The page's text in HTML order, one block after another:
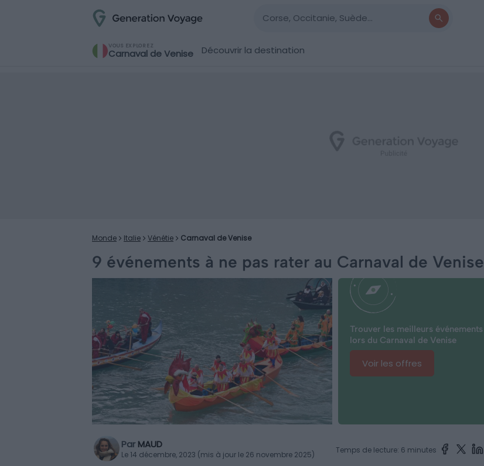
VOUS EXPLOREZ
Carnaval de Venise Découvrir la destination
Monde Italie Vénétie Carnaval de Venise
9 événements à ne pas rater au Carnaval de Venise
Trouver les meilleurs événements
lors du Carnaval de Venise
Voir les offres
Par MAUD
Le 14 décembre, 2023 (mis à jour le 26 novembre 2025) Temps de lecture: 6 minutes